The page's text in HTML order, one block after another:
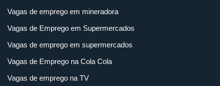
Vagas de emprego em mineradora
Vagas de Emprego em Supermercados
Vagas de emprego em supermercados
Vagas de Emprego na Cola Cola
Vagas de emprego na TV